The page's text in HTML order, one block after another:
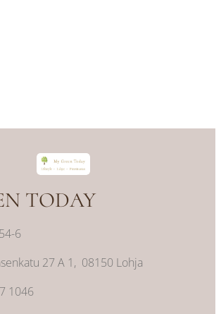
TODAY
6
27 A 1, 08150 Lohja
1046